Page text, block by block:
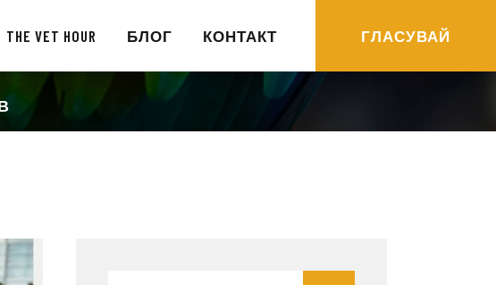
THE VET HOUR БЛОГ КОНТАКТ ГЛАСУВАЙ